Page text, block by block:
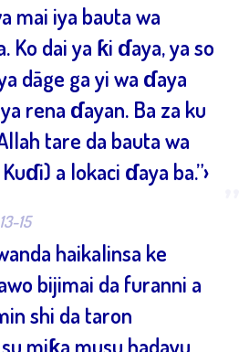
mai iya bauta wa
Ko dai ya ƙi ɗaya, ya so
dāge ga yi wa ɗaya
rena ɗayan. Ba za ku
tare da bauta wa
a lokaci ɗaya ba.”›
15
haikalinsa ke
bijimai da furanni a
shi da taron
miƙa musu hadayu.